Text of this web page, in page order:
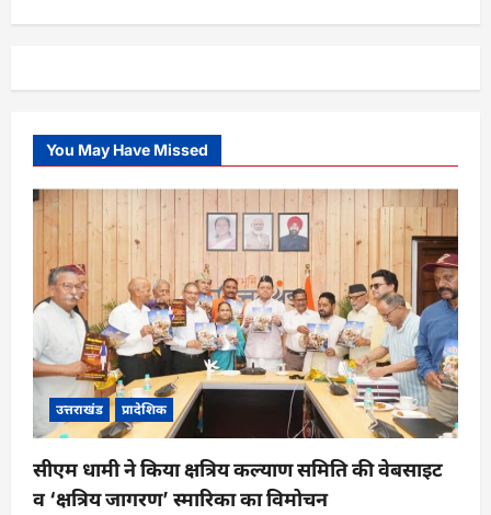
You May Have Missed
उत्तराखंड प्रादेशिक
सीएम धामी ने किया क्षत्रिय कल्याण समिति की वेबसाइट
व ‘क्षत्रिय जागरण’ स्मारिका का विमोचन